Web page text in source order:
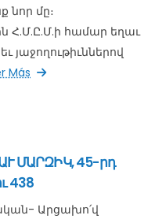
նոր մը։
Հ.Մ.Ը.Մ.ի համար եղաւ
յաջողութիւններով
Más
ՄԱՐԶԻԿ, 45-րդ
438
Արցախո՛վ